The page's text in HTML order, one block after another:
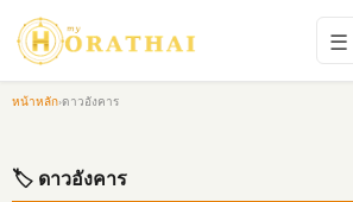
☰
หน้าหลัก›ดาวอังคาร
🏷 ดาวอังคาร